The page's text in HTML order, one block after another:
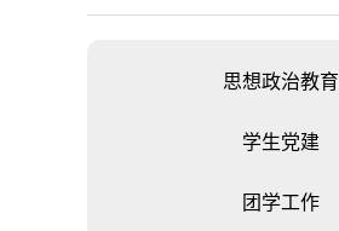
思想政治教育
学生党建
团学工作